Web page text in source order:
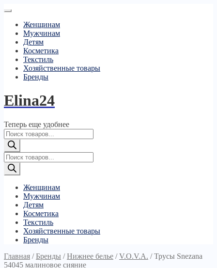
Женщинам
Мужчинам
Детям
Косметика
Текстиль
Хозяйственные товары
Бренды
Elina24
Теперь еще удобнее
Поиск
товаров
Поиск
товаров
Женщинам
Мужчинам
Детям
Косметика
Текстиль
Хозяйственные товары
Бренды
Главная /Бренды /Нижнее белье /V.O.V.A. /Трусы Snezana
54045 малиновое сияние